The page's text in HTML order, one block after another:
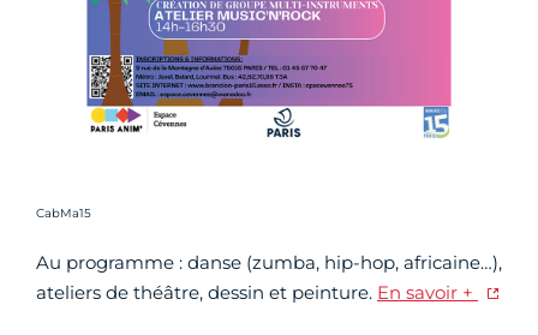
Crédit photo :
CabMa15
Au programme : danse (zumba, hip-hop, africaine…),
ateliers de théâtre, dessin et peinture. En savoir +